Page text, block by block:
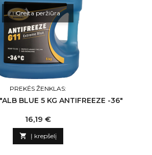
Greita peržiūra
PREKĖS ŽENKLAS:
BLUE 5 KG ANTIFREEZE -36"
Kaina
16,19 €
 Į krepšelį